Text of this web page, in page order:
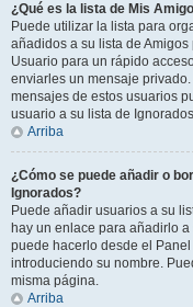
¿Qué es la lista de Mis
Puede utilizar la lista para
añadidos a su lista de
Usuario para un rápido
enviarles un mensaje
mensajes de estos usuarios
usuario a su lista de
Arriba
¿Cómo se puede añadir o
Ignorados?
Puede añadir usuarios a su
hay un enlace para añadirlo
puede hacerlo desde el
introduciendo su nombre.
misma página.
Arriba